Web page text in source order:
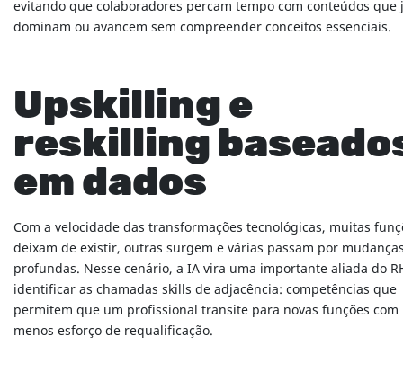
evitando que colaboradores percam tempo com conteúdos que
dominam ou avancem sem compreender conceitos essenciais.
Upskilling e
reskilling
em dados
Com a velocidade das transformações tecnológicas, muitas
deixam de existir, outras surgem e várias passam por
profundas. Nesse cenário, a IA vira uma importante aliada do
identificar as chamadas skills de adjacência: competências que
permitem que um profissional transite para novas funções com
menos esforço de requalificação.